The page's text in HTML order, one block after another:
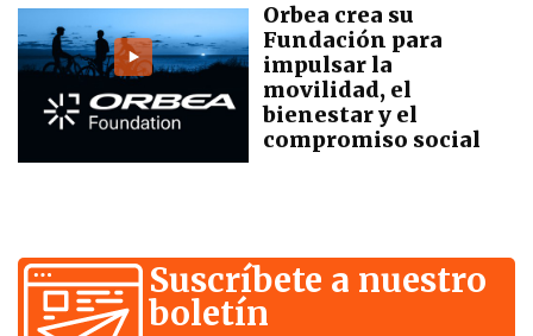
Orbea crea su
Fundación para
impulsar la
movilidad, el
bienestar y el
compromiso social
Suscríbete a nuestro
boletín